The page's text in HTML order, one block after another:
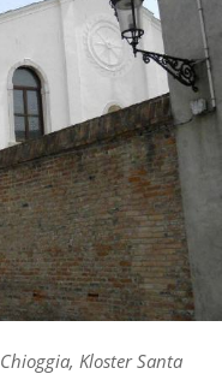
Chioggia, Kloster Santa